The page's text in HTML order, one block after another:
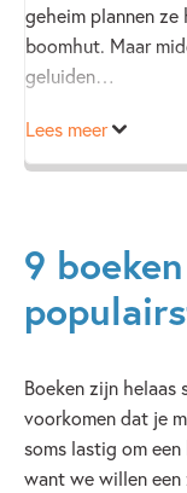
geheim plannen
boomhut. Maar
geluiden…
‘Vrolijk
van De regels van
Kinderboekenjuf
Lees meer
9
Boeken zijn
voorkomen dat je
soms lastig om
want we willen